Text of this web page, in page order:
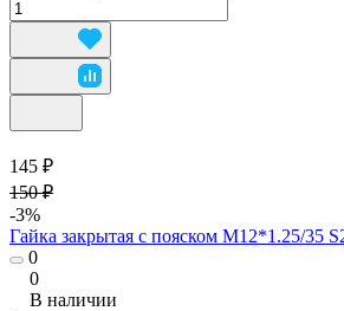
145 ₽
150 ₽
-3%
Гайка закрытая с пояском М12*1.25/35
0
0
В наличии